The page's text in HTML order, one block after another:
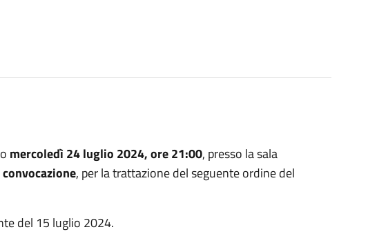
mercoledì 24 luglio 2024, ore 21:00, presso la sala
, per la trattazione del seguente ordine del
del 15 luglio 2024.